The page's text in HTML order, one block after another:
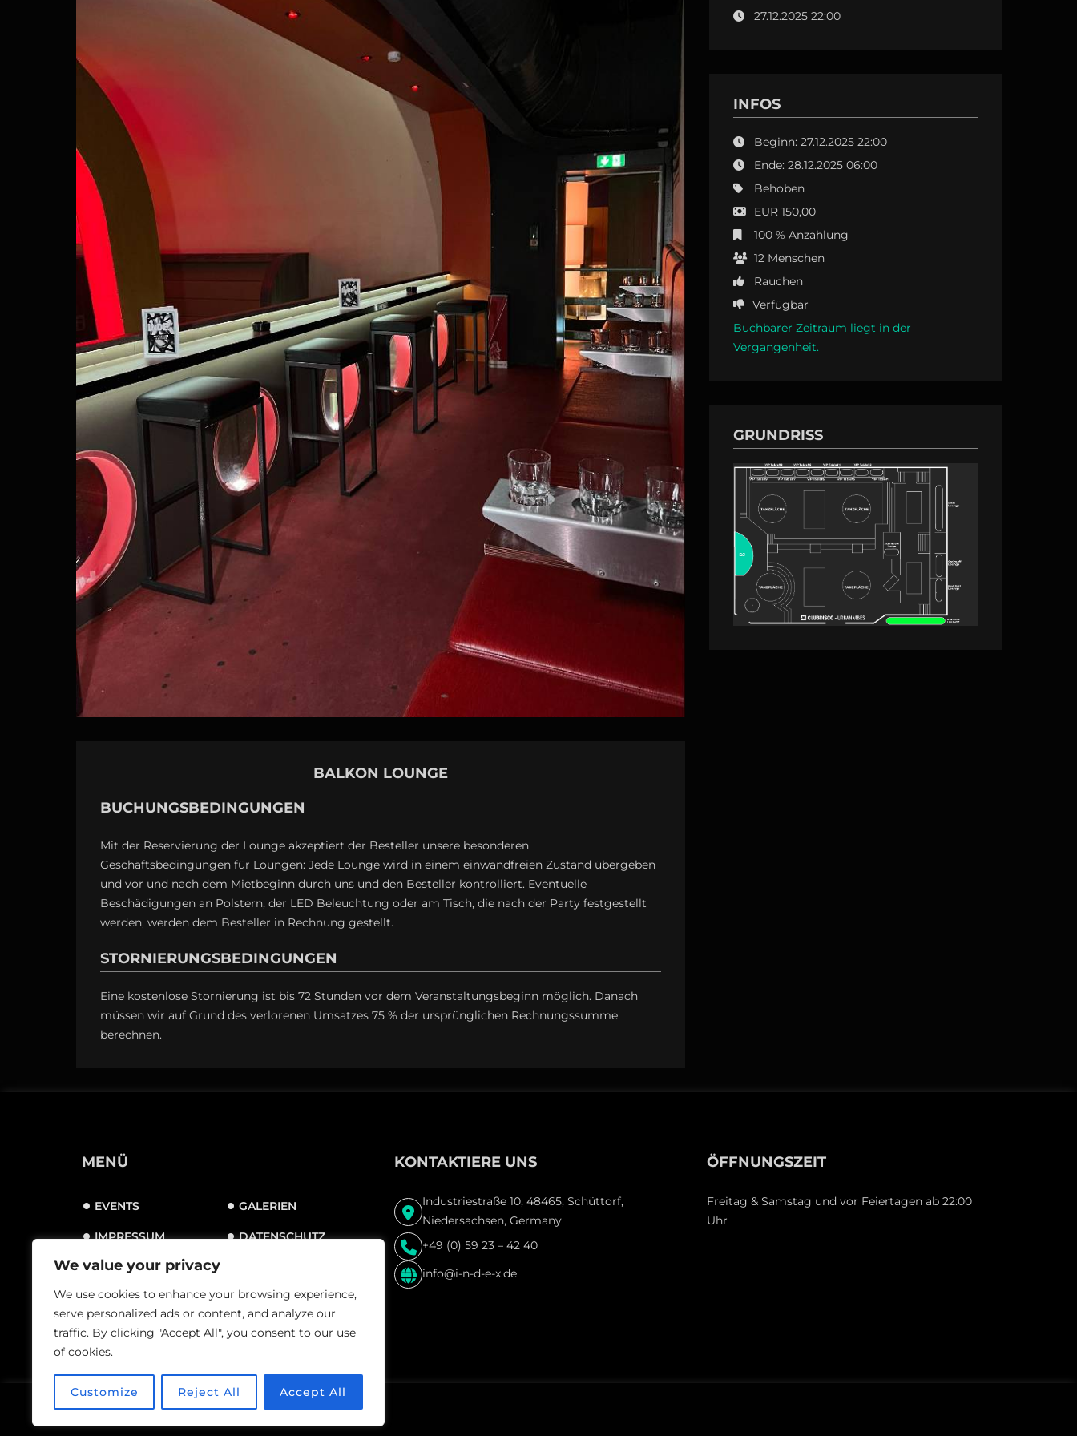
We value your privacy
We use cookies to enhance your browsing experience,
serve personalized ads or content, and analyze our
traffic. By clicking "Accept All", you consent to our use
of cookies.
Customize Reject All Accept All
BALKON LOUNGE
BUCHUNGSBEDINGUNGEN
Mit der Reservierung der Lounge akzeptiert der Besteller unsere besonderen
Geschäftsbedingungen für Loungen: Jede Lounge wird in einem einwandfreien Zustand übergeben
und vor und nach dem Mietbeginn durch uns und den Besteller kontrolliert. Eventuelle
Beschädigungen an Polstern, der LED Beleuchtung oder am Tisch, die nach der Party festgestellt
werden, werden dem Besteller in Rechnung gestellt.
STORNIERUNGSBEDINGUNGEN
Eine kostenlose Stornierung ist bis 72 Stunden vor dem Veranstaltungsbeginn möglich. Danach
müssen wir auf Grund des verlorenen Umsatzes 75 % der ursprünglichen Rechnungssumme
berechnen.
27.12.2025 22:00
INFOS
Beginn: 27.12.2025 22:00
Ende: 28.12.2025 06:00
Behoben
EUR 150,00
100 % Anzahlung
12 Menschen
Rauchen
Verfügbar
Buchbarer Zeitraum liegt in der
Vergangenheit.
GRUNDRISS
MENÜ
EVENTS GALERIEN
IMPRESSUM DATENSCHUTZ
ALLGEMEINE
GESCHÄFTSBEDINGUNGEN
KONTAKTIERE UNS
Industriestraße 10, 48465, Schüttorf,
Niedersachsen, Germany
+49 (0) 59 23 – 42 40
info@i-n-d-e-x.de
ÖFFNUNGSZEIT
Freitag & Samstag und vor Feiertagen ab 22:00
Uhr
© Index, 2024. Mit gemacht vonGuestastic-Team.